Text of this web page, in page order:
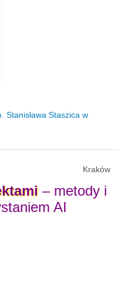
Stanisława Staszica w
Kraków
– metody i
AI